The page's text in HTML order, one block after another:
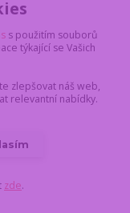
dovolené,
do pondělí
17.8. do 11:00,
s použitím souborů
týkající se Vašich
zlepšovat náš web,
relevantní nabídky.
zde.